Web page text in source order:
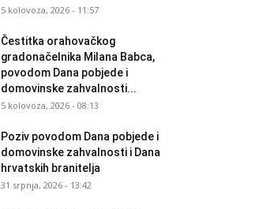
5 kolovoza, 2026 - 11:57
Čestitka orahovačkog
gradonačelnika Milana Babca,
povodom Dana pobjede i
domovinske zahvalnosti...
5 kolovoza, 2026 - 08:13
Poziv povodom Dana pobjede i
domovinske zahvalnosti i Dana
hrvatskih branitelja
31 srpnja, 2026 - 13:42